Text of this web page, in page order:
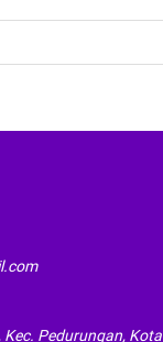
Kec. Pedurungan, Kota